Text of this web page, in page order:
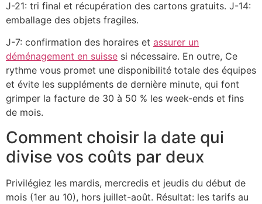
J-21: tri final et récupération des cartons gratuits. J-14:
emballage des objets fragiles.
J-7: confirmation des horaires et assurer un
déménagement en suisse si nécessaire. En outre, Ce
rythme vous promet une disponibilité totale des équipes
et évite les suppléments de dernière minute, qui font
grimper la facture de 30 à 50 % les week-ends et fins
de mois.
Comment choisir la date qui
divise vos coûts par deux
Privilégiez les mardis, mercredis et jeudis du début de
mois (1er au 10), hors juillet-août. Résultat: les tarifs au